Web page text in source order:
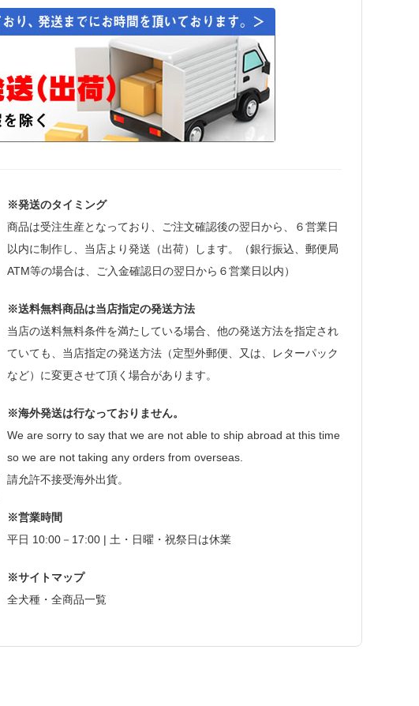
※発送のタイミング
商品は受注生産となっており、ご注文確認後の翌日から、６営業日
以内に制作し、当店より発送（出荷）します。（銀行振込、郵便局
ATM等の場合は、ご入金確認日の翌日から６営業日以内）
※送料無料商品は当店指定の発送方法
当店の送料無料条件を満たしている場合、他の発送方法を指定され
ていても、当店指定の発送方法（定型外郵便、又は、レターパック
など）に変更させて頂く場合があります。
※海外発送は行なっておりません。
We are sorry to say that we are not able to ship abroad at this time
so we are not taking any orders from overseas.
請允許不接受海外出貨。
※営業時間
平日 10:00－17:00 | 土・日曜・祝祭日は休業
※サイトマップ
全犬種・全商品一覧